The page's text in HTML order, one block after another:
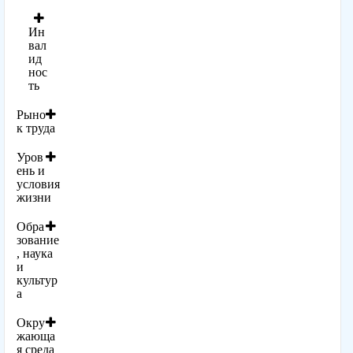
Ин
вал
ид
нос
ть
Рыно
к труда
Уров
ень и
условия
жизни
Обра
зование
, наука
и
культур
а
Окру
жающа
я среда